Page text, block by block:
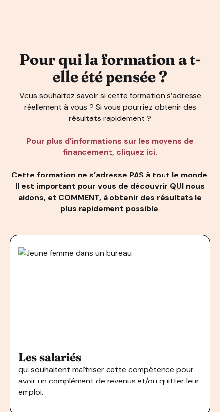
Pour qui la formation a t-
elleété pensée ?
Vous souhaitez savoir si cette formation s’adresse
réellement à vous ? Si vous pourriez obtenir des
résultats rapidement ?
Pour plus d’informations sur les moyens de
financement, cliquez ici.
Cette formation ne s’adresse PAS à tout le monde.
Il est important pour vous de découvrir QUI nous
aidons, et COMMENT, à obtenir des résultats le
plus rapidement possible.
Les salariés
qui souhaitent maîtriser cette compétence pour
avoir un complément de revenus et/ou quitter leur
emploi.